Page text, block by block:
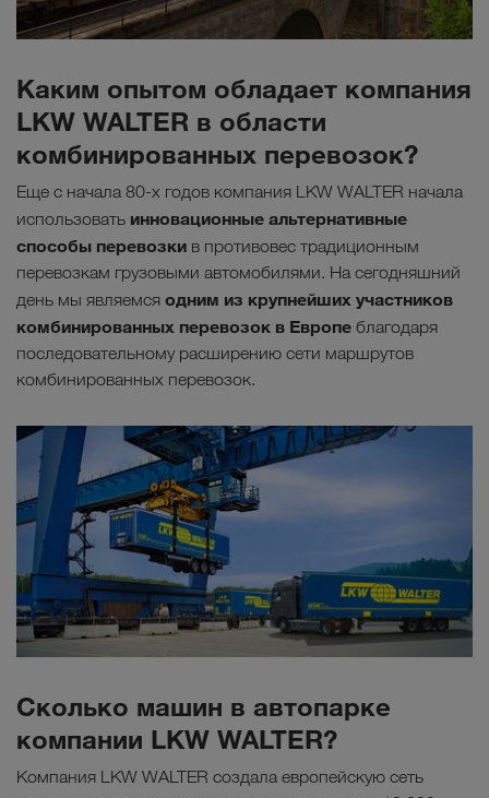
Каким опытом обладает компания
LKW WALTER в области
комбинированных перевозок?
Еще с начала 80-х годов компания LKW WALTER начала
использовать инновационные альтернативные
способы перевозки в противовес традиционным
перевозкам грузовыми автомобилями. На сегодняшний
день мы являемся одним из крупнейших участников
комбинированных перевозок в Европе благодаря
последовательному расширению сети маршрутов
комбинированных перевозок.
Сколько машин в автопарке
компании LKW WALTER?
Компания LKW WALTER создала европейскую сеть